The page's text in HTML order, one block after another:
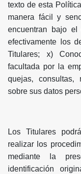
texto de esta
manera fácil y
encuentran bajo
efectivamente los
Titulares; x)
facultada por la
quejas, consultas,
sobre sus datos
Los Titulares
realizar los
mediante la
identificación